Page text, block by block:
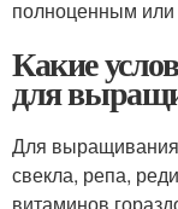
полноценным или
Какие
для
Для выращивания
свекла, репа,